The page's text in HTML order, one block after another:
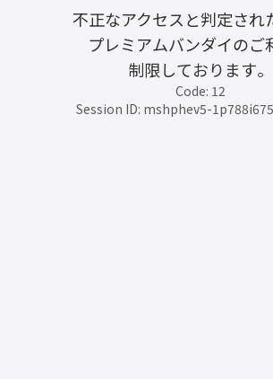
不正なアクセスと判定され
プレミアムバンダイのご
制限しております。
Code: 12
Session ID: mshphev5-